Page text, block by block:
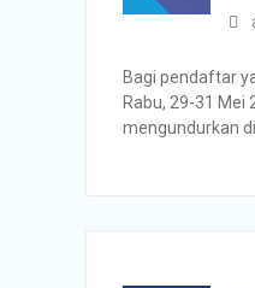
Bagi pendaftar
Rabu, 29-31
mengundurkan